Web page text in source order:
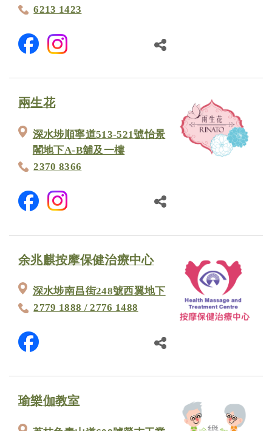
6213 1423
兩生花
深水埗順寧道513-521號怡景
閣地下A-B舖及一樓
2370 8366
余兆麒按摩保健治療中心
深水埗南昌街248號西翼地下
2779 1888 / 2776 1488
瑜樂伽教室